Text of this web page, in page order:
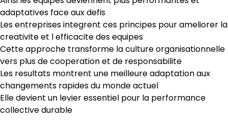
adaptatives face aux defis
Les entreprises integrent ces principes pour ameliorer la
creativite et l efficacite des equipes
Cette approche transforme la culture organisationnelle
vers plus de cooperation et de responsabilite
Les resultats montrent une meilleure adaptation aux
changements rapides du monde actuel
Elle devient un levier essentiel pour la performance
collective durable